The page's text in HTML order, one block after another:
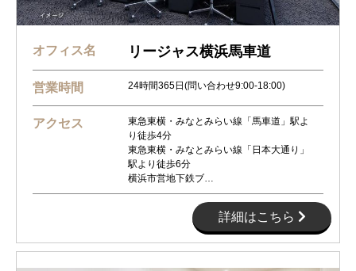
オフィス名 リージャス横浜馬車道
営業時間 24時間365日(問い合わせ9:00-18:00)
アクセス
東急東横・みなとみらい線「馬車道」駅よ
り徒歩4分
東急東横・みなとみらい線「日本大通り」
駅より徒歩6分
横浜市営地下鉄ブ…
詳細はこちら